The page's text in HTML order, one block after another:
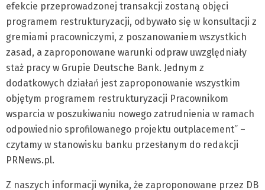
efekcie przeprowadzonej transakcji zostaną objęci
programem restrukturyzacji, odbywało się w konsultacji z
gremiami pracowniczymi, z poszanowaniem wszystkich
zasad, a zaproponowane warunki odpraw uwzględniały
staż pracy w Grupie Deutsche Bank. Jednym z
dodatkowych działań jest zaproponowanie wszystkim
objętym programem restrukturyzacji Pracownikom
wsparcia w poszukiwaniu nowego zatrudnienia w ramach
odpowiednio sprofilowanego projektu outplacement” –
czytamy w stanowisku banku przesłanym do redakcji
PRNews.pl.
Z naszych informacji wynika, że zaproponowane przez DB